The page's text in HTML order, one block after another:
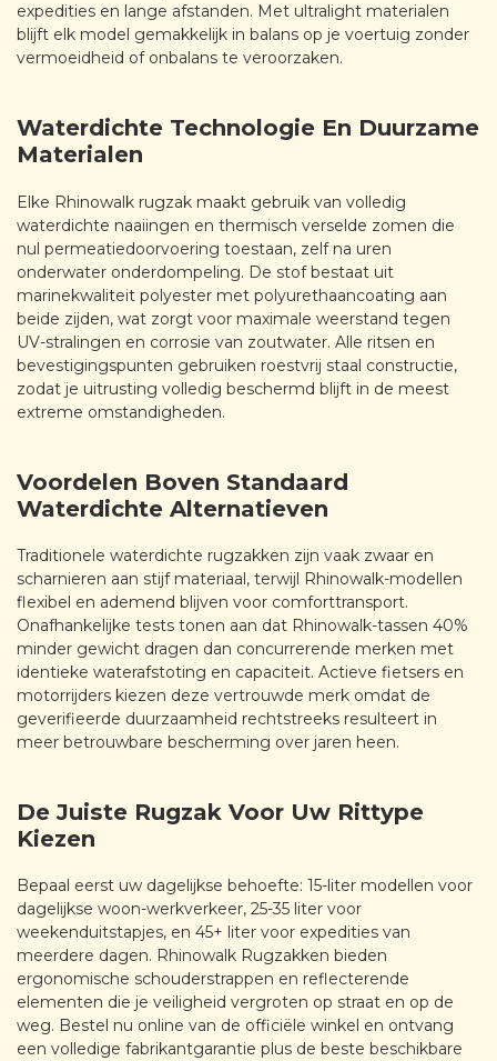
expedities en lange afstanden. Met ultralight materialen
blijft elk model gemakkelijk in balans op je voertuig zonder
vermoeidheid of onbalans te veroorzaken.
Waterdichte Technologie En Duurzame
Materialen
Elke Rhinowalk rugzak maakt gebruik van volledig
waterdichte naaiingen en thermisch verselde zomen die
nul permeatiedoorvoering toestaan, zelf na uren
onderwater onderdompeling. De stof bestaat uit
marinekwaliteit polyester met polyurethaancoating aan
beide zijden, wat zorgt voor maximale weerstand tegen
UV-stralingen en corrosie van zoutwater. Alle ritsen en
bevestigingspunten gebruiken roestvrij staal constructie,
zodat je uitrusting volledig beschermd blijft in de meest
extreme omstandigheden.
Voordelen Boven Standaard
Waterdichte Alternatieven
Traditionele waterdichte rugzakken zijn vaak zwaar en
scharnieren aan stijf materiaal, terwijl Rhinowalk-modellen
flexibel en ademend blijven voor comforttransport.
Onafhankelijke tests tonen aan dat Rhinowalk-tassen 40%
minder gewicht dragen dan concurrerende merken met
identieke waterafstoting en capaciteit. Actieve fietsers en
motorrijders kiezen deze vertrouwde merk omdat de
geverifieerde duurzaamheid rechtstreeks resulteert in
meer betrouwbare bescherming over jaren heen.
De Juiste Rugzak Voor Uw Rittype
Kiezen
Bepaal eerst uw dagelijkse behoefte: 15-liter modellen voor
dagelijkse woon-werkverkeer, 25-35 liter voor
weekenduitstapjes, en 45+ liter voor expedities van
meerdere dagen. Rhinowalk Rugzakken bieden
ergonomische schouderstrappen en reflecterende
elementen die je veiligheid vergroten op straat en op de
weg. Bestel nu online van de officiële winkel en ontvang
een volledige fabrikantgarantie plus de beste beschikbare